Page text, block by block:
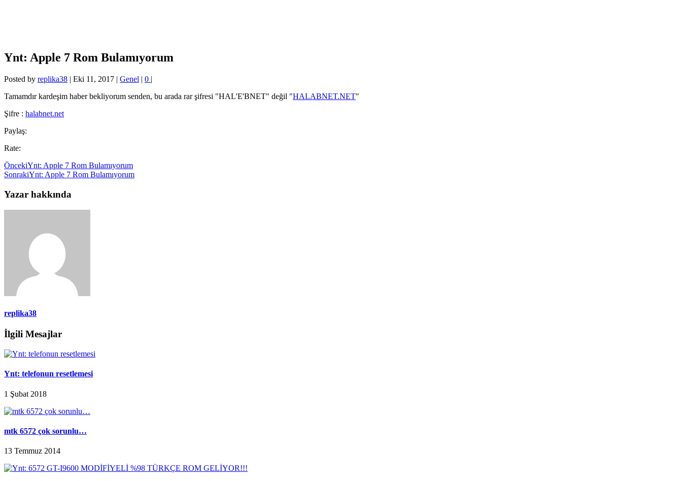
Ynt: Apple 7 Rom Bulamıyorum
Posted by replika38 | Eki 11, 2017 | Genel | 0 |
Tamamdır kardeşim haber bekliyorum senden, bu arada rar şifresi "HAL'E'BNET" değil "HALABNET.NET"
Şifre : halabnet.net
Paylaş:
Rate:
ÖncekiYnt: Apple 7 Rom Bulamıyorum
SonrakiYnt: Apple 7 Rom Bulamıyorum
Yazar hakkında
replika38
İlgili Mesajlar
Ynt: telefonun resetlemesi
1 Şubat 2018
mtk 6572 çok sorunlu…
13 Temmuz 2014